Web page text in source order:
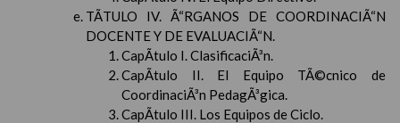
TÃTULO IV. Ã“RGANOS DE COORDINACIÃ“N
DOCENTE Y DE EVALUACIÃ“N.
CapÃ­tulo I. ClasificaciÃ³n.
CapÃ­tulo II. El Equipo TÃ©cnico de
CoordinaciÃ³n PedagÃ³gica.
CapÃ­tulo III. Los Equipos de Ciclo.